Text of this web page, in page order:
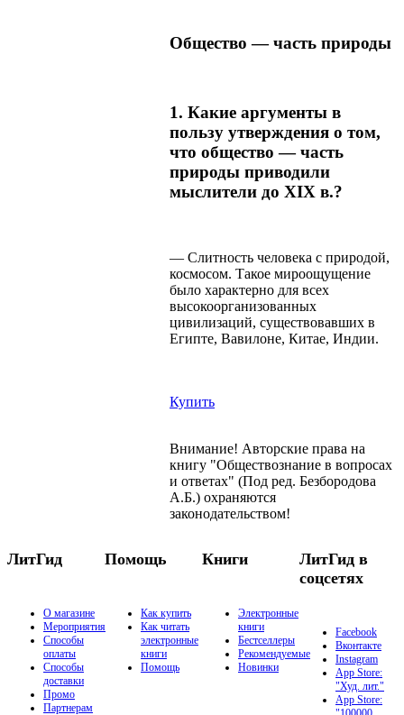
Общество — часть природы
1. Какие аргументы в
пользу утверждения о том,
что общество — часть
природы приводили
мыслители до XIX в.?
— Слитность человека с природой,
космосом. Такое мироощущение
было характерно для всех
высокоорганизованных
цивилизаций, существовавших в
Египте, Вавилоне, Китае, Индии.
Купить
Внимание! Авторские права на
книгу "Обществознание в вопросах
и ответах" (Под ред. Безбородова
А.Б.) охраняются
законодательством!
ЛитГид
О магазине
Мероприятия
Способы
оплаты
Способы
доставки
Промо
Партнерам
Помощь
Как купить
Как читать
электронные
книги
Помощь
Книги
Электронные
книги
Бестселлеры
Рекомендуемые
Новинки
ЛитГид в
соцсетях
Facebook
Вконтакте
Instagram
App Store:
"Худ. лит."
App Store: